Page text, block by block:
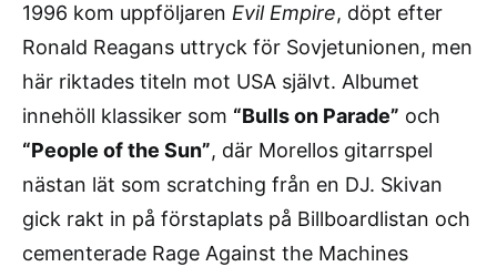
1996 kom uppföljaren Evil Empire, döpt efter
Ronald Reagans uttryck för Sovjetunionen, men
här riktades titeln mot USA självt. Albumet
innehöll klassiker som “Bulls on Parade” och
“People of the Sun”, där Morellos gitarrspel
nästan lät som scratching från en DJ. Skivan
gick rakt in på förstaplats på Billboardlistan och
cementerade Rage Against the Machines